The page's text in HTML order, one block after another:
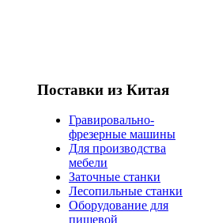
Поставки из Китая
Гравировально-
фрезерные машины
Для производства
мебели
Заточные станки
Лесопильные станки
Оборудование для
пищевой